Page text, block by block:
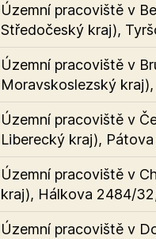
Územní pracoviště v
Středočeský kraj),
Územní pracoviště v
Moravskoslezský
Územní pracoviště v
Liberecký kraj),
Územní pracoviště v
kraj), Hálkova 2484/
Územní pracoviště v